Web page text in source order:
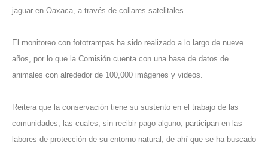
jaguar en Oaxaca, a través de collares satelitales.
El monitoreo con fototrampas ha sido realizado a lo largo de nueve
años, por lo que la Comisión cuenta con una base de datos de
animales con alrededor de 100,000 imágenes y videos.
Reitera que la conservación tiene su sustento en el trabajo de las
comunidades, las cuales, sin recibir pago alguno, participan en las
labores de protección de su entorno natural, de ahí que se ha buscado